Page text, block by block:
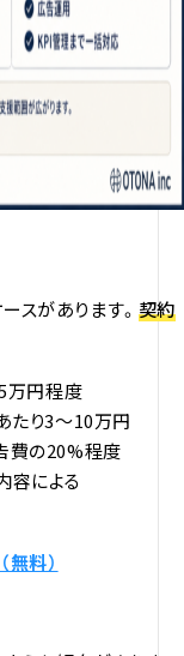
スがあります。 契約
万円程度
たり3〜10万円
費の20%程度
容による
料）